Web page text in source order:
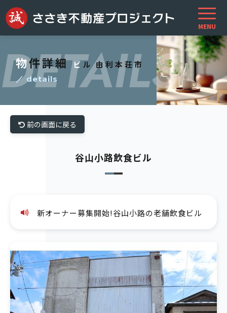
物件詳細 ビル 由利本荘市
／ details
DETAILS
前の画面に戻る
谷山小路飲食ビル
新オーナー募集開始!谷山小路の老舗飲食ビル